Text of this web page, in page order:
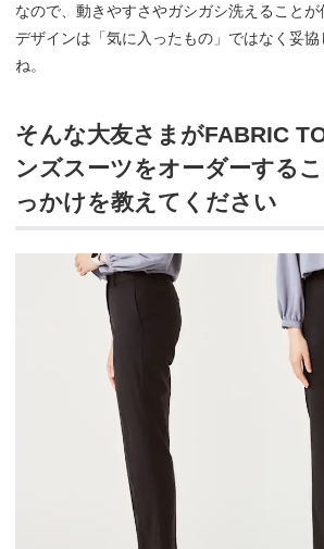
なので、動きやすさやガシガシ洗えること
デザインは「気に入ったもの」ではなく妥
ね。
そんな大友さまがFABRIC
ンズスーツをオーダーする
っかけを教えてください